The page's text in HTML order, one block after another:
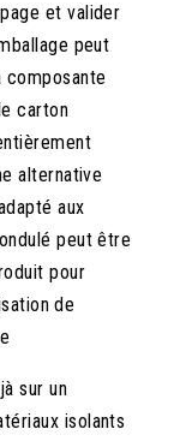
et valider
peut
composante
carton
alternative
aux
peut être
pour
de
sur un
isolants